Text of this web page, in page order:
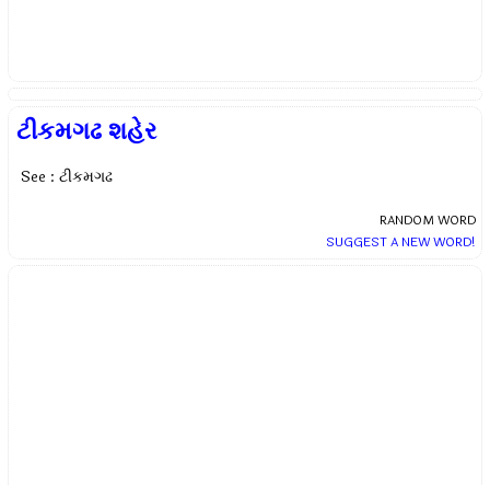
ટીકમગઢ શહેર
See : ટીકમગઢ
RANDOM WORD
SUGGEST A NEW WORD!